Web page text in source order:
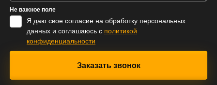
Не важное поле
Я даю свое согласие на обработку персональных
данных и соглашаюсь с политикой
конфиденциальности